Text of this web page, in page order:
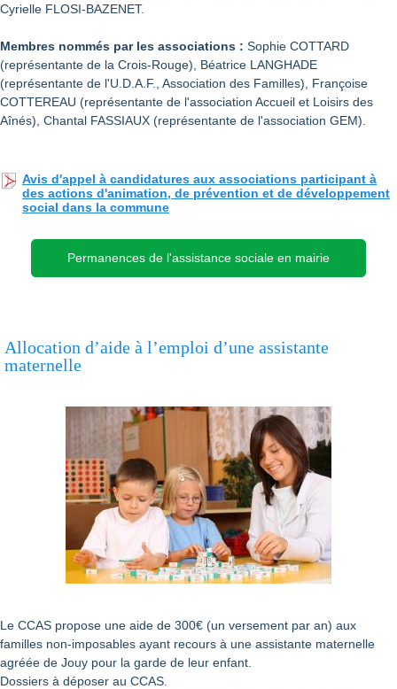
Cyrielle FLOSI-BAZENET.
Membres nommés par les associations : Sophie COTTARD
(représentante de la Crois-Rouge), Béatrice LANGHADE
(représentante de l'U.D.A.F., Association des Familles), Françoise
COTTEREAU (représentante de l'association Accueil et Loisirs des
Aînés), Chantal FASSIAUX (représentante de l'association GEM).
Avis d'appel à candidatures aux associations participant à
des actions d'animation, de prévention et de développement
social dans la commune
Permanences de l'assistance sociale en mairie
Allocation d’aide à l’emploi d’une assistante
maternelle
Le CCAS propose une aide de 300€ (un versement par an) aux
familles non-imposables ayant recours à une assistante maternelle
agréée de Jouy pour la garde de leur enfant.
Dossiers à déposer au CCAS.